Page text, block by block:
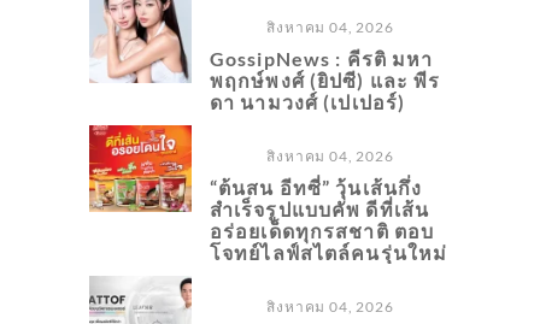
สิงหาคม 04, 2026
GossipNews : คีรติ มหา
พฤกษ์พงศ์ (ยิปซี) และ พีร
ดา นามวงศ์ (เปเปอร์)
สิงหาคม 04, 2026
“ต้นสน อีทซี่” วุ้นเส้นกึ่ง
สำเร็จรูปแบบคัพ ดีที่เส้น
อร่อยเด็ดทุกรสชาติ ตอบ
โจทย์ไลฟ์สไตล์คนรุ่นใหม่
สิงหาคม 04, 2026